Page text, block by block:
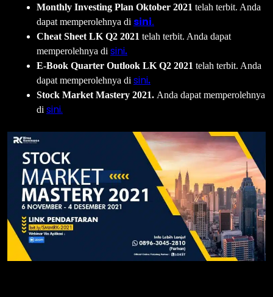
Monthly Investing Plan Oktober 2021 telah terbit. Anda
dapat memperolehnya di sini.
Cheat Sheet LK Q2 2021 telah terbit. Anda dapat
memperolehnya di sini.
E-Book Quarter Outlook LK Q2 2021 telah terbit. Anda
dapat memperolehnya di sini.
Stock Market Mastery 2021. Anda dapat memperolehnya
di sini.